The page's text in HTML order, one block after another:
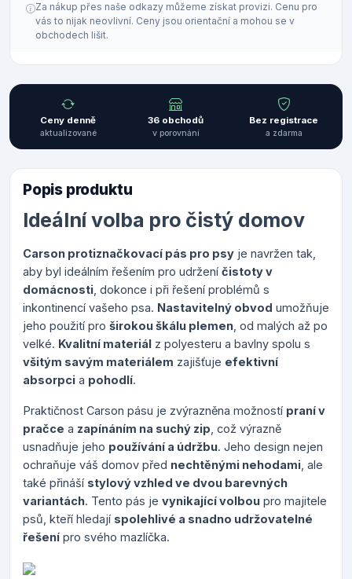
Za nákup přes naše odkazy můžeme získat provizi. Cenu pro
vás to nijak neovlivní. Ceny jsou orientační a mohou se v
obchodech lišit.
Ceny denně
aktualizované
36 obchodů
v porovnání
Bez registrace
a zdarma
Popis produktu
Ideální volba pro čistý domov
Carson protiznačkovací pás pro psy je navržen tak,
aby byl ideálním řešením pro udržení čistoty v
domácnosti , dokonce i při řešení problémů s
inkontinencí vašeho psa. Nastavitelný obvod umožňuje
jeho použití pro širokou škálu plemen , od malých až po
velké. Kvalitní materiál z polyesteru a bavlny spolu s
všitým savým materiálem zajišťuje efektivní
absorpci a pohodlí.
Praktičnost Carson pásu je zvýrazněna možností praní v
pračce a zapínáním na suchý zip , což výrazně
usnadňuje jeho používání a údržbu. Jeho design nejen
ochraňuje váš domov před nechtěnými nehodami , ale
také přináší stylový vzhled ve dvou barevných
variantách. Tento pás je vynikající volbou pro majitele
psů, kteří hledají spolehlivé a snadno udržovatelné
řešení pro svého mazlíčka.